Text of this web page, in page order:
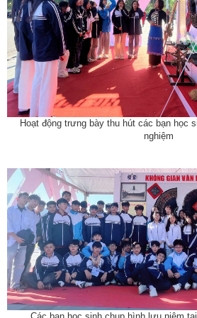
Hoạt động trưng bày thu hút các bạn học
nghiệm